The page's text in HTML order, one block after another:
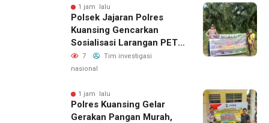
1 jam lalu
Polsek Jajaran Polres
Kuansing Gencarkan
Sosialisasi Larangan PETI,
Jaga Lingkungan Dan
Masa Depan Generasi
7
Tim investigasi
nasional
1 jam lalu
Polres Kuansing Gelar
Gerakan Pangan Murah,